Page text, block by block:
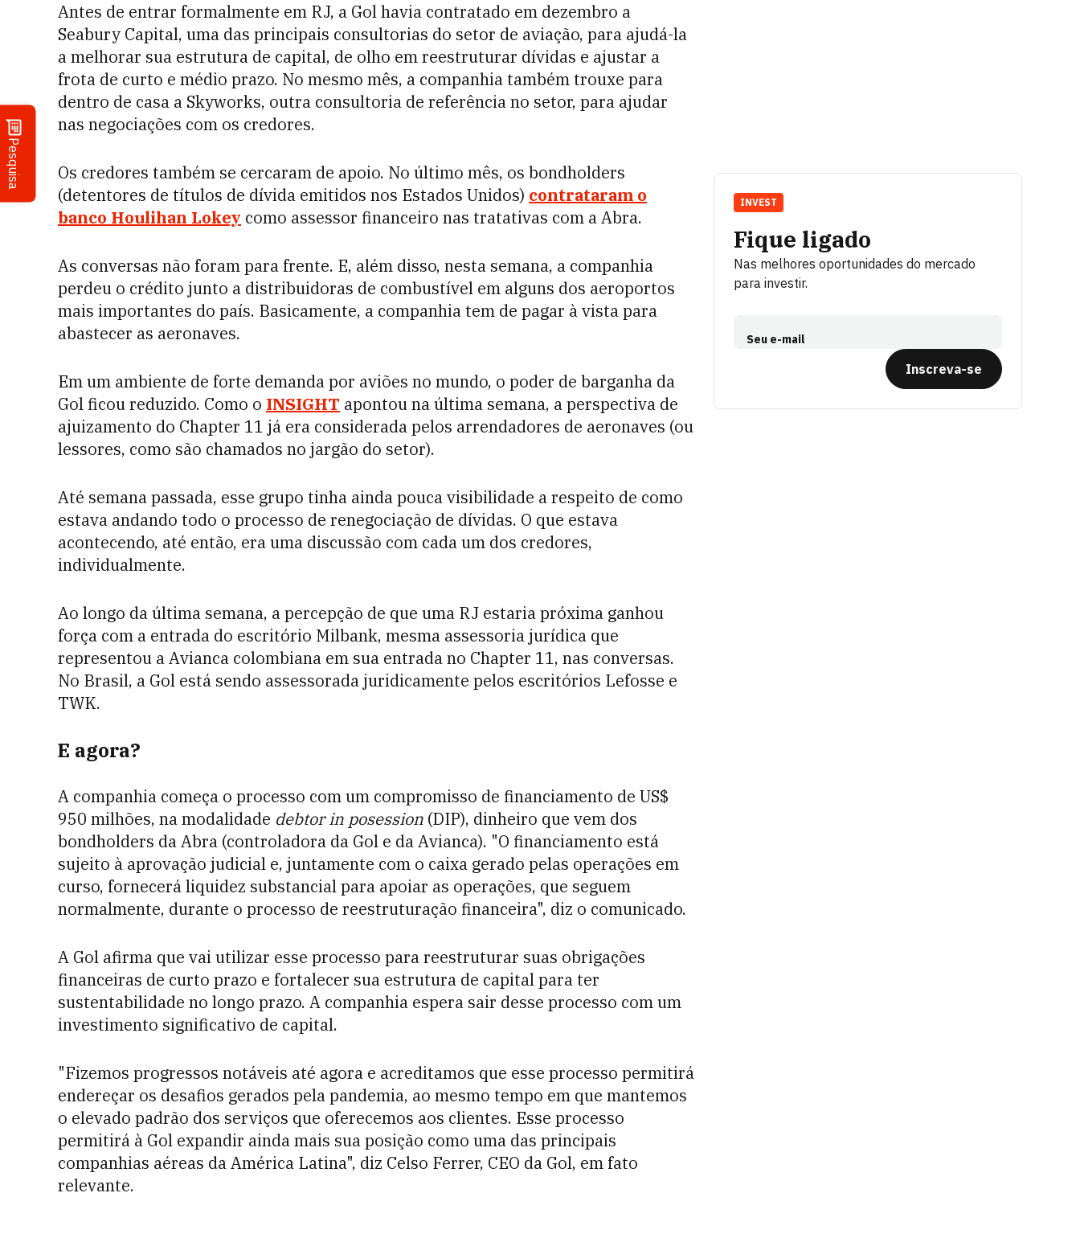
Pesquisa
Antes de entrar formalmente em RJ, a Gol havia contratado em dezembro a
Seabury Capital, uma das principais consultorias do setor de aviação, para ajudá-la
a melhorar sua estrutura de capital, de olho em reestruturar dívidas e ajustar a
frota de curto e médio prazo. No mesmo mês, a companhia também trouxe para
dentro de casa a Skyworks, outra consultoria de referência no setor, para ajudar
nas negociações com os credores.
Os credores também se cercaram de apoio. No último mês, os bondholders
(detentores de títulos de dívida emitidos nos Estados Unidos) contrataram o
banco Houlihan Lokey como assessor financeiro nas tratativas com a Abra.
As conversas não foram para frente. E, além disso, nesta semana, a companhia
perdeu o crédito junto a distribuidoras de combustível em alguns dos aeroportos
mais importantes do país. Basicamente, a companhia tem de pagar à vista para
abastecer as aeronaves.
Em um ambiente de forte demanda por aviões no mundo, o poder de barganha da
Gol ficou reduzido. Como o INSIGHT apontou na última semana, a perspectiva de
ajuizamento do Chapter 11 já era considerada pelos arrendadores de aeronaves (ou
lessores, como são chamados no jargão do setor).
Até semana passada, esse grupo tinha ainda pouca visibilidade a respeito de como
estava andando todo o processo de renegociação de dívidas. O que estava
acontecendo, até então, era uma discussão com cada um dos credores,
individualmente.
Ao longo da última semana, a percepção de que uma RJ estaria próxima ganhou
força com a entrada do escritório Milbank, mesma assessoria jurídica que
representou a Avianca colombiana em sua entrada no Chapter 11, nas conversas.
No Brasil, a Gol está sendo assessorada juridicamente pelos escritórios Lefosse e
TWK.
E agora?
A companhia começa o processo com um compromisso de financiamento de US$
950 milhões, na modalidade debtor in posession (DIP), dinheiro que vem dos
bondholders da Abra (controladora da Gol e da Avianca). "O financiamento está
sujeito à aprovação judicial e, juntamente com o caixa gerado pelas operações em
curso, fornecerá liquidez substancial para apoiar as operações, que seguem
normalmente, durante o processo de reestruturação financeira", diz o comunicado.
A Gol afirma que vai utilizar esse processo para reestruturar suas obrigações
financeiras de curto prazo e fortalecer sua estrutura de capital para ter
sustentabilidade no longo prazo. A companhia espera sair desse processo com um
investimento significativo de capital.
"Fizemos progressos notáveis até agora e acreditamos que esse processo permitirá
endereçar os desafios gerados pela pandemia, ao mesmo tempo em que mantemos
o elevado padrão dos serviços que oferecemos aos clientes. Esse processo
permitirá à Gol expandir ainda mais sua posição como uma das principais
companhias aéreas da América Latina", diz Celso Ferrer, CEO da Gol, em fato
relevante.
Fique ligado
Nas melhores oportunidades do mercado
para investir.
Seu e-mail
Inscreva-se
INVEST